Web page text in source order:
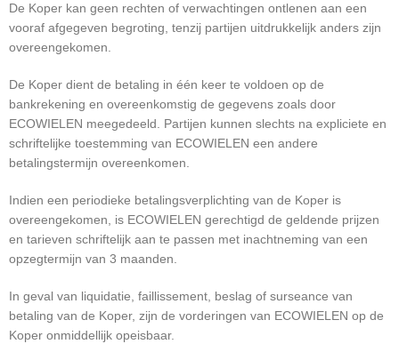
De Koper kan geen rechten of verwachtingen ontlenen aan een
vooraf afgegeven begroting, tenzij partijen uitdrukkelijk anders zijn
overeengekomen.
De Koper dient de betaling in één keer te voldoen op de
bankrekening en overeenkomstig de gegevens zoals door
ECOWIELEN meegedeeld. Partijen kunnen slechts na expliciete en
schriftelijke toestemming van ECOWIELEN een andere
betalingstermijn overeenkomen.
Indien een periodieke betalingsverplichting van de Koper is
overeengekomen, is ECOWIELEN gerechtigd de geldende prijzen
en tarieven schriftelijk aan te passen met inachtneming van een
opzegtermijn van 3 maanden.
In geval van liquidatie, faillissement, beslag of surseance van
betaling van de Koper, zijn de vorderingen van ECOWIELEN op de
Koper onmiddellijk opeisbaar.